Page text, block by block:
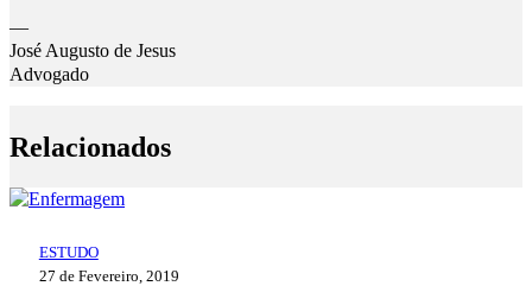
—
José Augusto de Jesus
Advogado
Relacionados
ESTUDO
27 de Fevereiro, 2019